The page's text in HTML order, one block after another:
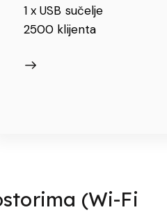
1 x USB sučelje
2500 klijenta
(Wi-Fi